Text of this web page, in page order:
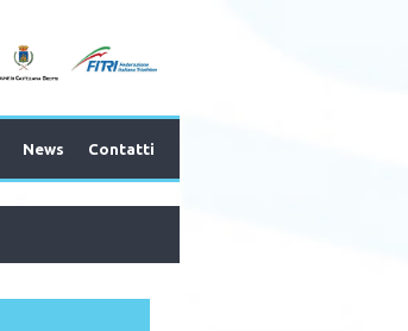
News Contatti